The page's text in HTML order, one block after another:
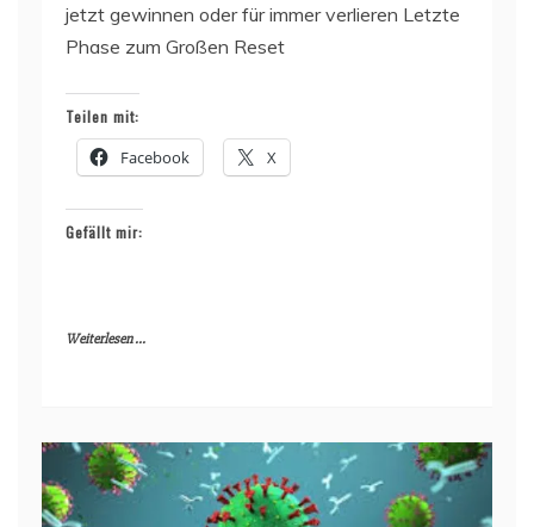
jetzt gewinnen oder für immer verlieren Letzte
Phase zum Großen Reset
Teilen mit:
Facebook X
Gefällt mir:
Weiterlesen ...